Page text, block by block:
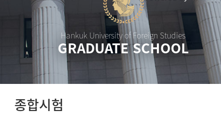
Hankuk University of Foreign Studies
GRADUATE SCHOOL
종합시험